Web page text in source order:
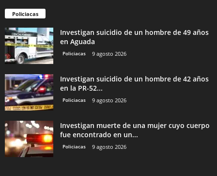
Policiacas
Investigan suicidio de un hombre de 49 años
en Aguada
Policiacas 9 agosto 2026
Investigan suicidio de un hombre de 42 años
en la PR-52...
Policiacas 9 agosto 2026
Investigan muerte de una mujer cuyo cuerpo
fue encontrado en un...
Policiacas 9 agosto 2026